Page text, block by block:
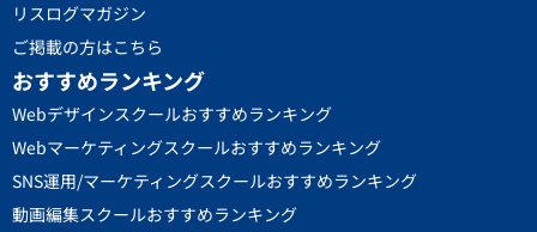
グラフィック：Photoshop /
Illustrator
ワイヤーフレーム：Figma / Miro
デザイン：Canva / Adobe
Express
リスログマガジン
ご掲載の方はこちら
おすすめランキング
Webデザインスクールおすすめランキング
Webマーケティングスクールおすすめランキング
SNS運用/マーケティングスクールおすすめランキング
動画編集スクールおすすめランキング